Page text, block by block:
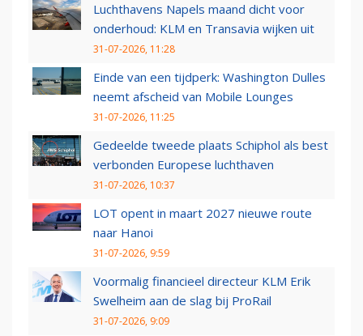
Luchthavens Napels maand dicht voor
onderhoud: KLM en Transavia wijken uit
31-07-2026, 11:28
Einde van een tijdperk: Washington Dulles
neemt afscheid van Mobile Lounges
31-07-2026, 11:25
Gedeelde tweede plaats Schiphol als best
verbonden Europese luchthaven
31-07-2026, 10:37
LOT opent in maart 2027 nieuwe route
naar Hanoi
31-07-2026, 9:59
Voormalig financieel directeur KLM Erik
Swelheim aan de slag bij ProRail
31-07-2026, 9:09